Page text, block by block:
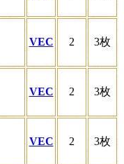
VEC 2 3枚
VEC 2 3枚
VEC 2 3枚